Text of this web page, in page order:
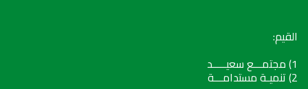
القيم:
1) مجتمـــع سعيـــــد
2) تنميـة مستدامـــة